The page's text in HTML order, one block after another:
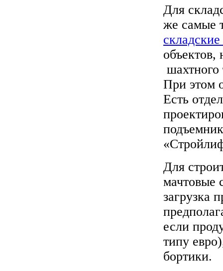
Для
же самые
объектов,
При этом
Есть
Для
мачтовые
загрузка
если
типу
бортики.